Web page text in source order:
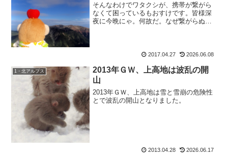
そんなわけでワタクシが、携帯が繋がら
なくて困っているもおすけです。皆様深
夜に今晩にゃ。何故だ。なぜ繋がらぬ。
不在通知が届いている...
2017.04.27 2026.06.08
1・北アルプス
2013年ＧＷ、上高地は波乱の開
山
2013年ＧＷ、上高地は雪と雪崩の危険性
とで波乱の開山となりました。
2013.04.28 2026.06.17